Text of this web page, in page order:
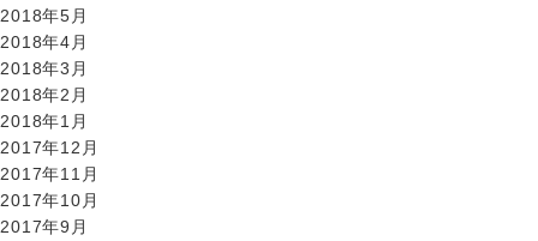
2018年5月
2018年4月
2018年3月
2018年2月
2018年1月
2017年12月
2017年11月
2017年10月
2017年9月